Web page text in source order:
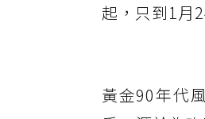
起，只到1月
黃金90年代